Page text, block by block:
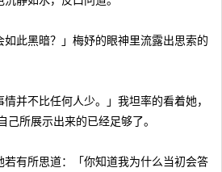
如此黑暗？」梅妤的眼神里流露出思索的
情并不比任何人少。」我坦率的看着她，
己所展示出来的已经足够了。
有所思道：「你知道我为什么当初会答